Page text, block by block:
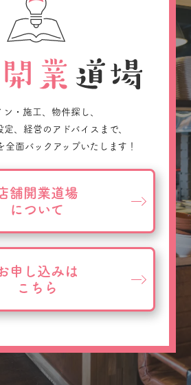
ン・施工、物件探し、
定、経営のアドバイスまで、
全面バックアップいたします！
舗開業道場
について
申し込みは
こちら